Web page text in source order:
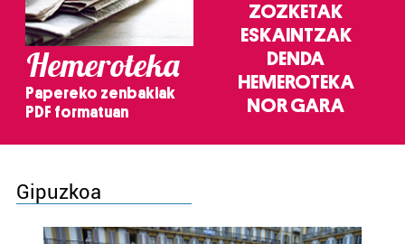
Hemeroteka
Papereko zenbakiak
PDF formatuan
ZOZKETAK
ESKAINTZAK
DENDA
HEMEROTEKA
NOR GARA
Gipuzkoa